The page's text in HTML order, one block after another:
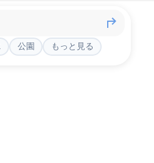
公園 もっと見る